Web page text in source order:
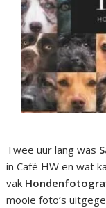
Twee uur lang was
in Café HW en wat
vak
mooie foto’s